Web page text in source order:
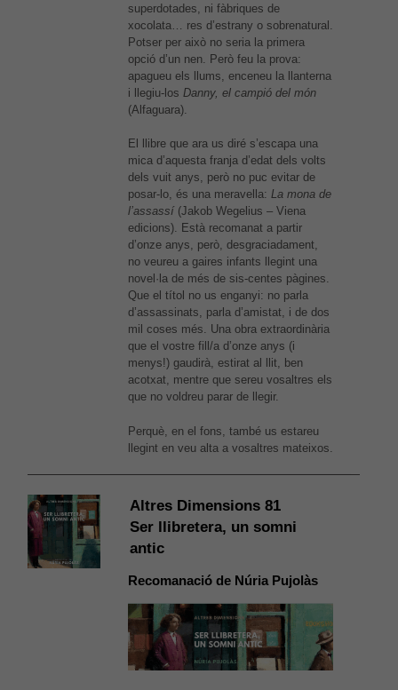
superdotades, ni fàbriques de
xocolata… res d’estrany o sobrenatural.
Potser per això no seria la primera
opció d’un nen. Però feu la prova:
apagueu els llums, enceneu la llanterna
i llegiu-los Danny, el campió del món
(Alfaguara).
El llibre que ara us diré s’escapa una
mica d’aquesta franja d’edat dels volts
dels vuit anys, però no puc evitar de
posar-lo, és una meravella: La mona de
l’assassí(Jakob Wegelius – Viena
edicions). Està recomanat a partir
d’onze anys, però, desgraciadament,
no veureu a gaires infants llegint una
novel·la de més de sis-centes pàgines.
Que el títol no us enganyi: no parla
d’assassinats, parla d’amistat, i de dos
mil coses més. Una obra extraordinària
que el vostre fill/a d’onze anys (i
menys!) gaudirà, estirat al llit, ben
acotxat, mentre que sereu vosaltres els
que no voldreu parar de llegir.
Perquè, en el fons, també us estareu
llegint en veu alta a vosaltres mateixos.
Altres Dimensions 81
Ser llibretera, un somni
antic
Recomanació de Núria Pujolàs